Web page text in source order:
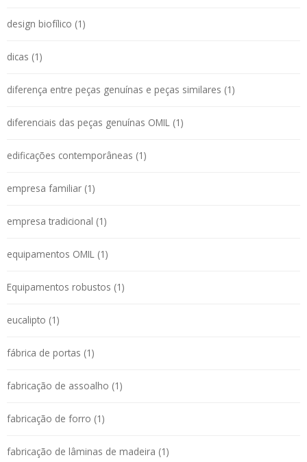
design biofílico (1)
dicas (1)
diferença entre peças genuínas e peças similares (1)
diferenciais das peças genuínas OMIL (1)
edificações contemporâneas (1)
empresa familiar (1)
empresa tradicional (1)
equipamentos OMIL (1)
Equipamentos robustos (1)
eucalipto (1)
fábrica de portas (1)
fabricação de assoalho (1)
fabricação de forro (1)
fabricação de lâminas de madeira (1)